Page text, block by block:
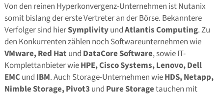
Von den reinen Hyperkonvergenz-Unternehmen ist Nutanix
somit bislang der erste Vertreter an der Börse. Bekanntere
Verfolger sind hierSymplivityundAtlantis Computing. Zu
den Konkurrenten zählen noch Softwareunternehmen wie
VMware, Red Hat und DataCore Software, sowie IT-
Komplettanbieter wieHPE, Cisco Systems, Lenovo, Dell
EMCund IBM. Auch Storage-Unternehmen wieHDS, Netapp,
Nimble Storage, Pivot3 und Pure Storagetauchen mit